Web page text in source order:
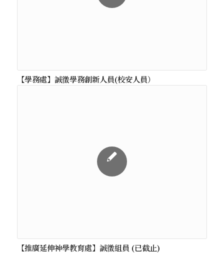
【學務處】誠徵學務創新人員(校安人員）
【推廣延伸神學教育處】誠徵組員 (已截止)